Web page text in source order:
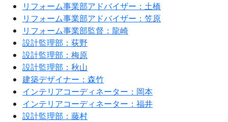
リフォーム事業部アドバイザー：土橋
リフォーム事業部アドバイザー：笠原
リフォーム事業部監督：龍崎
設計監理部：荻野
設計監理部：梅原
設計監理部：秋山
建築デザイナー：森竹
インテリアコーディネーター：岡本
インテリアコーディネーター：福井
設計監理部：藤村